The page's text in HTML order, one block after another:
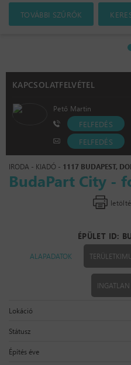
TOVÁBBI SZŰRŐK
KAPCSOLATFELVÉTEL
Pető Martin
FELFEDÉS
FELFEDÉS
IRODA - KIADÓ - 1117 BUDAPEST,
BudaPart City -
ÉPÜLET ID:
ALAPADATOK
Lokáció
Státusz
Építés éve